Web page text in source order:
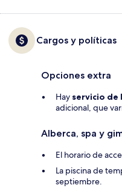
Cargos y políticas
Opciones extra
Hay servicio de
adicional, que
Alberca, spa y
El horario de
La piscina de
septiembre.